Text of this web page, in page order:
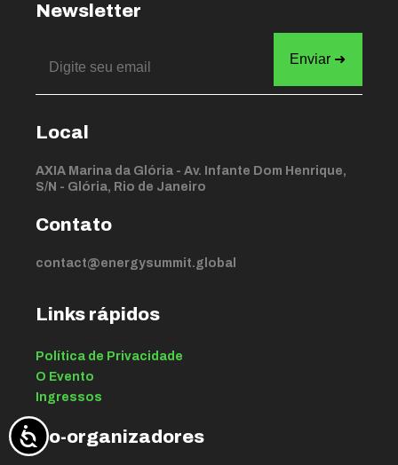
Newsletter
Local
AXIA Marina da Glória - Av. Infante Dom Henrique,
S/N - Glória, Rio de Janeiro
Contato
contact@energysummit.global
Links rápidos
Política de Privacidade
O Evento
Ingressos
Co-organizadores